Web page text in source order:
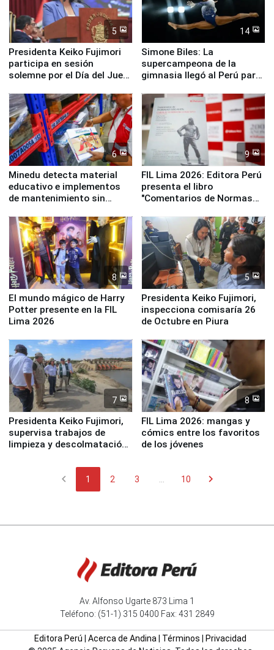
5
Presidenta Keiko Fujimori
participa en sesión
solemne por el Día del Juez
14
Simone Biles: La
supercampeona de la
gimnasia llegó al Perú para
Panamericanos Lima 2027
6
Minedu detecta material
educativo e implementos
de mantenimiento sin
la UGEL 2
9
FIL Lima 2026: Editora Perú
presenta el libro
"Comentarios de Normas
Derecho Colectivo"
8
El mundo mágico de Harry
Potter presente en la FIL
Lima 2026
5
Presidenta Keiko Fujimori,
inspecciona comisaría 26
de Octubre en Piura
7
Presidenta Keiko Fujimori,
supervisa trabajos de
limpieza y descolmatación
8
FIL Lima 2026: mangas y
cómics entre los favoritos
de los jóvenes
chevron_left 1 2 3 10 chevron_right
Av. Alfonso Ugarte 873 Lima 1
Teléfono: (51-1) 315 0400 Fax: 431 2849
Editora Perú Acerca de Andina| Términos
Privacidad